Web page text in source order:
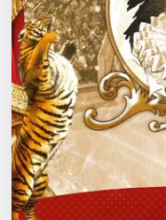
Площадки
Артисты
Рейтинги